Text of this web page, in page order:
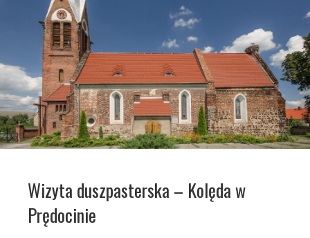
Wizyta duszpasterska – Kolęda w
Prędocinie